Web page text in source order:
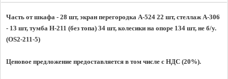
Часть от шкафа - 28 шт, экран перегородка А-524 22 шт, стеллаж А-306
- 13 шт, тумба Н-211 (без топа) 34 шт, колесики на опоре 134 шт, не б/у.
(OS2-211-5)
Ценовое предложение предоставляется в том числе с НДС (20%).